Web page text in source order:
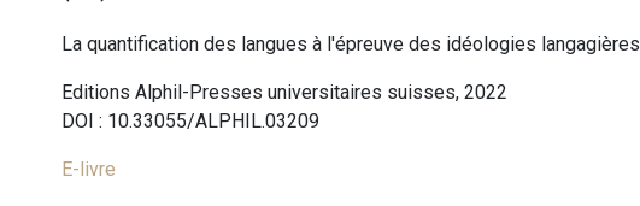
La quantification des langues à l'épreuve des idéologies langagières
Editions Alphil-Presses universitaires suisses, 2022
DOI : 10.33055/ALPHIL.03209
E-livre